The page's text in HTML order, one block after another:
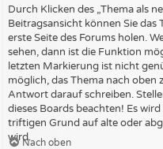
Durch Klicken des „Thema als
Beitragsansicht können Sie das
erste Seite des Forums holen.
sehen, dann ist die Funktion
letzten Markierung ist nicht
möglich, das Thema nach oben
Antwort darauf schreiben.
dieses Boards beachten! Es
triftigen Grund auf alte oder
wird.Nach oben